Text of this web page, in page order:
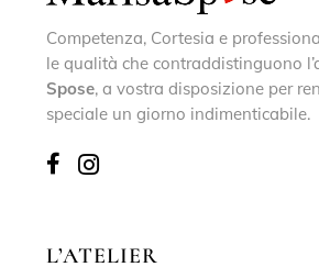
Competenza, Cortesia e
le qualità che contraddistinguono
Spose, a vostra disposizione per
speciale un giorno indimenticabile.
L’ATELIER